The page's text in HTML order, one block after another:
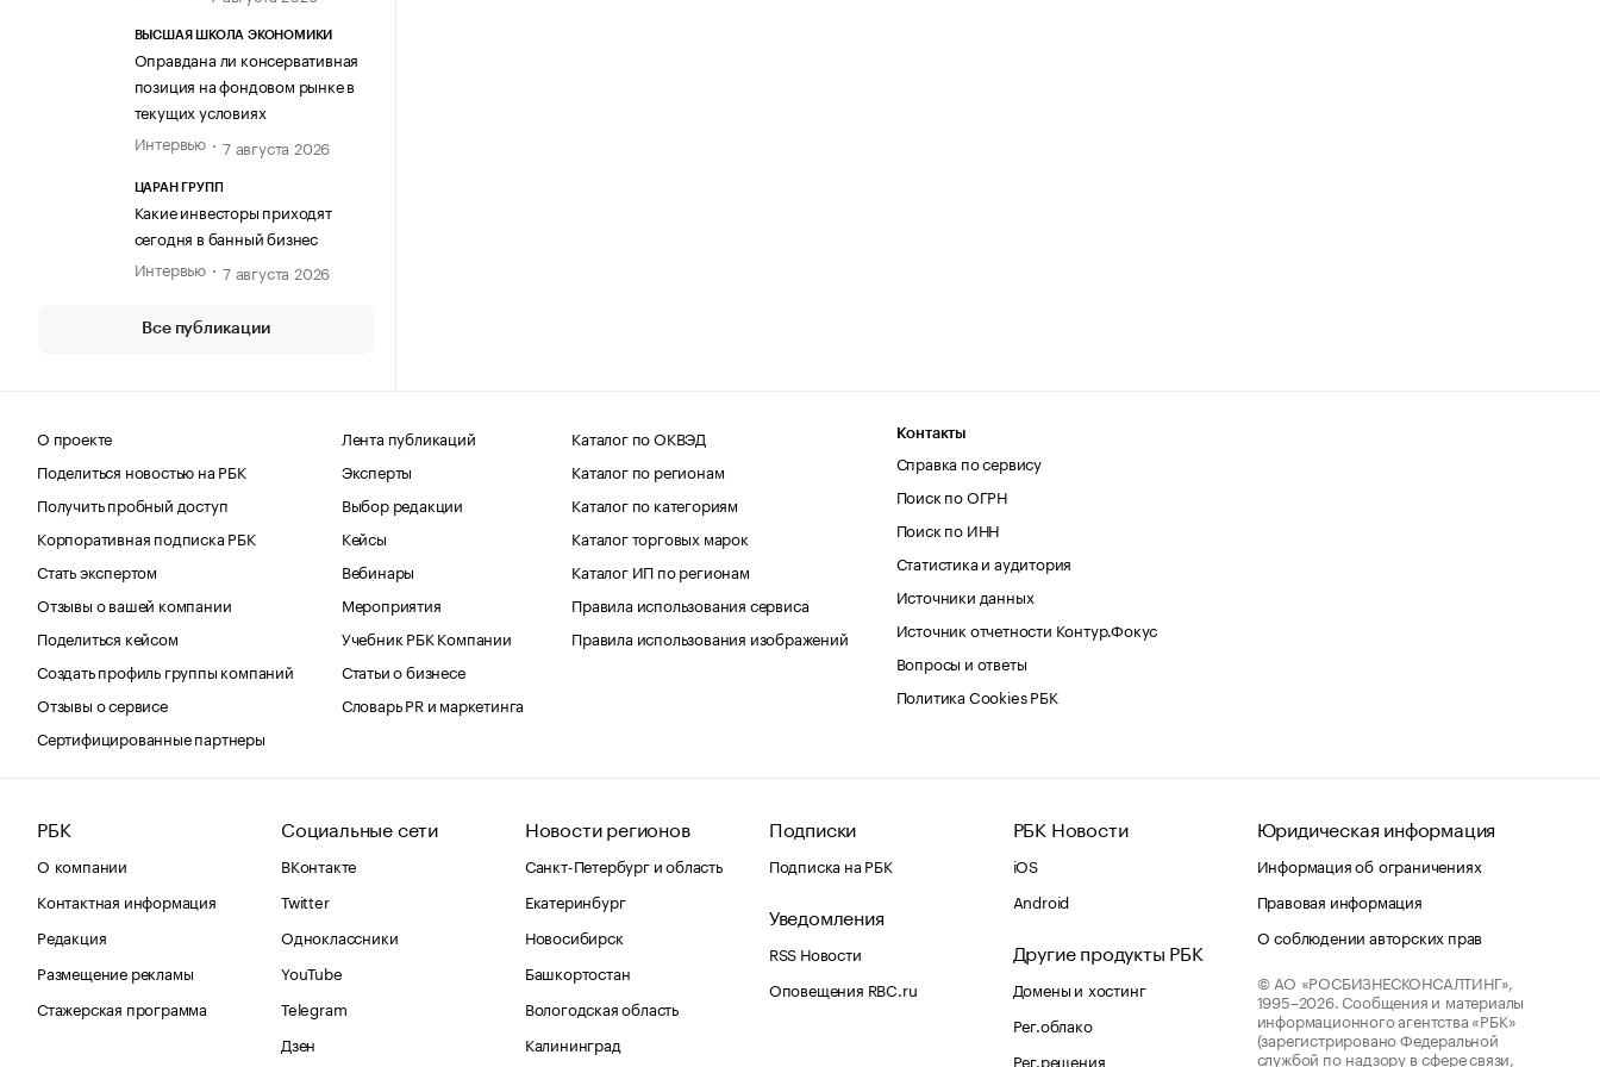
ВЫСШАЯ ШКОЛА ЭКОНОМИКИ
Оправдана ли консервативная
позиция на фондовом рынке в
текущих условиях
Интервью
7 августа 2026
ЦАРАН ГРУПП
Какие инвесторы приходят
сегодня в банный бизнес
Интервью
7 августа 2026
Все публикации
О проекте
Поделиться новостью на РБК
Получить пробный доступ
Корпоративная подписка РБК
Стать экспертом
Отзывы о вашей компании
Поделиться кейсом
Создать профиль группы компаний
Отзывы о сервисе
Сертифицированные партнеры
Лента публикаций
Эксперты
Выбор редакции
Кейсы
Вебинары
Мероприятия
Учебник РБК Компании
Статьи о бизнесе
Словарь PR и маркетинга
Каталог по ОКВЭД
Каталог по регионам
Каталог по категориям
Каталог торговых марок
Каталог ИП по регионам
Правила использования сервиса
Правила использования изображений
Контакты
Справка по сервису
Поиск по ОГРН
Поиск по ИНН
Статистика и аудитория
Источники данных
Источник отчетности Контур.Фокус
Вопросы и ответы
Политика Cookies РБК
РБК
О компании
Контактная информация
Редакция
Размещение рекламы
Стажерская программа
Социальные сети
ВКонтакте
Twitter
Одноклассники
YouTube
Telegram
Дзен
Новости регионов
Санкт-Петербург и область
Екатеринбург
Новосибирск
Башкортостан
Вологодская область
Калининград
Подписки
Подписка на РБК
Уведомления
RSS Новости
Оповещения RBC.ru
РБК Новости
iOS
Android
Другие продукты РБК
Домены и хостинг
Рег.облако
Рег.решения
Юридическая информация
Информация об ограничениях
Правовая информация
О соблюдении авторских прав
© АО «РОСБИЗНЕСКОНСАЛТИНГ»,
1995–2026. Сообщения и материалы
информационного агентства «РБК»
(зарегистрировано Федеральной
службой по надзору в сфере связи,